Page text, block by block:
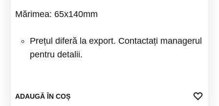
Mărimea: 65x140mm
Prețul diferă la export. Contactați managerul
pentru detalii.
ADAUGĂ ÎN COȘ